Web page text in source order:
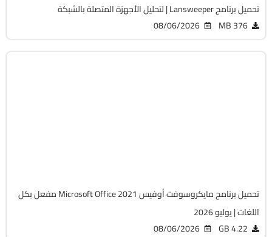
تحميل برنامج Lansweeper | لتحليل الأجهزة المتصلة بالشبكة
376 MB
08/06/2026
تحميل برنامج مايكروسوفت أوفيس Microsoft Office 2021 مفعل بكل
اللغات | يوليو 2026
4.22 GB
08/06/2026